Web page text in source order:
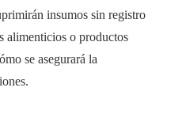
insumos sin registro
alimenticios o productos
se asegurará la